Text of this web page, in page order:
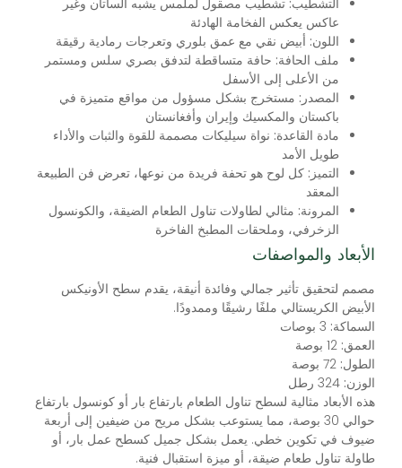
عاكس يعكس الفخامة الهادئة
اللون: أبيض نقي مع عمق بلوري وتعرجات رمادية رقيقة
ملف الحافة: حافة متساقطة لتدفق بصري سلس ومستمر
من الأعلى إلى الأسفل
المصدر: مستخرج بشكل مسؤول من مواقع متميزة في
باكستان والمكسيك وإيران وأفغانستان
مادة القاعدة: نواة سيليكات مصممة للقوة والثبات والأداء
طويل الأمد
التميز: كل لوح هو تحفة فريدة من نوعها، تعرض فن الطبيعة
المعقد
المرونة: مثالي لطاولات تناول الطعام الضيقة، والكونسول
الزخرفي، وملحقات المطبخ الفاخرة
الأبعاد والمواصفات
مصمم لتحقيق تأثير جمالي وفائدة أنيقة، يقدم سطح الأونيكس
الأبيض الكريستالي ملفًا رشيقًا وممدودًا.
السماكة:
العمق:
الطول:
الوزن:
هذه الأبعاد مثالية لسطح تناول الطعام بارتفاع بار أو كونسول بارتفاع
حوالي 30 بوصة، مما يستوعب بشكل مريح من ضيفين إلى أربعة
ضيوف في تكوين خطي. يعمل بشكل جميل كسطح عمل بار، أو
طاولة تناول طعام ضيقة، أو ميزة استقبال فنية.